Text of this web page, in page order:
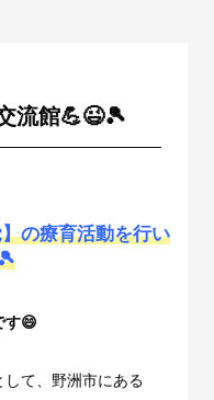
流館💪😉🎾
の療育活動を行い
す😄
て、野洲市にある